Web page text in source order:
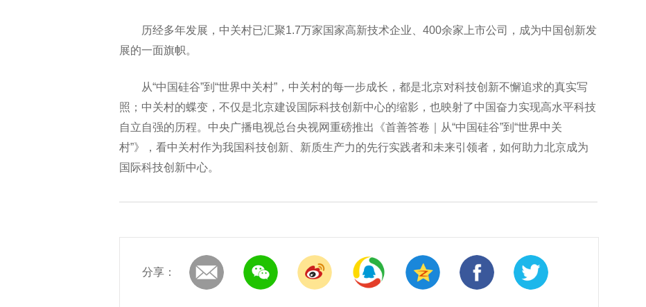
历经多年发展，中关村已汇聚1.7万家国家高新技术企业、400余家上市公司，成为中国创新发
展的一面旗帜。
从“中国硅谷”到“世界中关村”，中关村的每一步成长，都是北京对科技创新不懈追求的真实写
照；中关村的蝶变，不仅是北京建设国际科技创新中心的缩影，也映射了中国奋力实现高水平科技
自立自强的历程。中央广播电视总台央视网重磅推出《首善答卷｜从“中国硅谷”到“世界中关
村”》，看中关村作为我国科技创新、新质生产力的先行实践者和未来引领者，如何助力北京成为
国际科技创新中心。
分享：